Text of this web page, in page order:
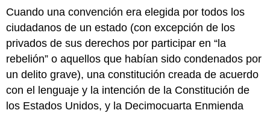
Cuando una convención era elegida por todos los
ciudadanos de un estado (con excepción de los
privados de sus derechos por participar en “la
rebelión” o aquellos que habían sido condenados por
un delito grave), una constitución creada de acuerdo
con el lenguaje y la intención de la Constitución de
los Estados Unidos, y la Decimocuarta Enmienda